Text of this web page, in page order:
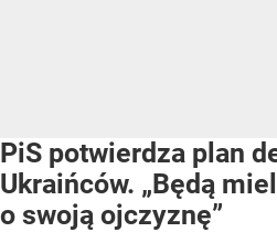
PiS potwierdza plan
Ukraińców. „Będą
o swoją ojczyznę”